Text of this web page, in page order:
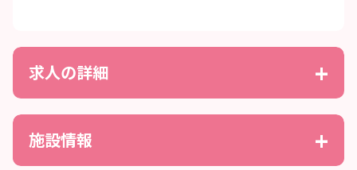
求人の詳細
施設情報